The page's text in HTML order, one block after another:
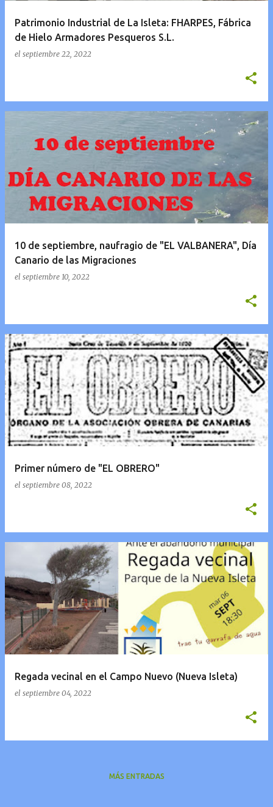
Patrimonio Industrial de La Isleta: FHARPES, Fábrica
de Hielo Armadores Pesqueros S.L.
el septiembre 22, 2022
10 de septiembre, naufragio de "EL VALBANERA", Día
Canario de las Migraciones
el septiembre 10, 2022
Primer número de "EL OBRERO"
el septiembre 08, 2022
Regada vecinal en el Campo Nuevo (Nueva Isleta)
el septiembre 04, 2022
MÁS ENTRADAS